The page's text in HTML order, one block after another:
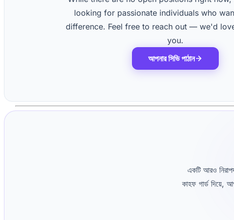
looking for passionate individuals who
difference. Feel free to reach out — we'd
you.
আপনার সিভি পাঠান
একটি আরও
কাহফ গার্ড দিয়ে,